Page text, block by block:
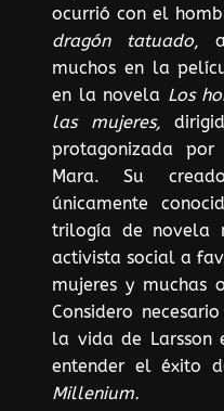
ocurrió con el
dragón tatuado,
muchos en la
en la novela Los
las mujeres,
protagonizada
Mara. Su
únicamente
trilogía de novela
activista social a
mujeres y muchas
Considero
la vida de Larsson
entender el éxito
Millenium.